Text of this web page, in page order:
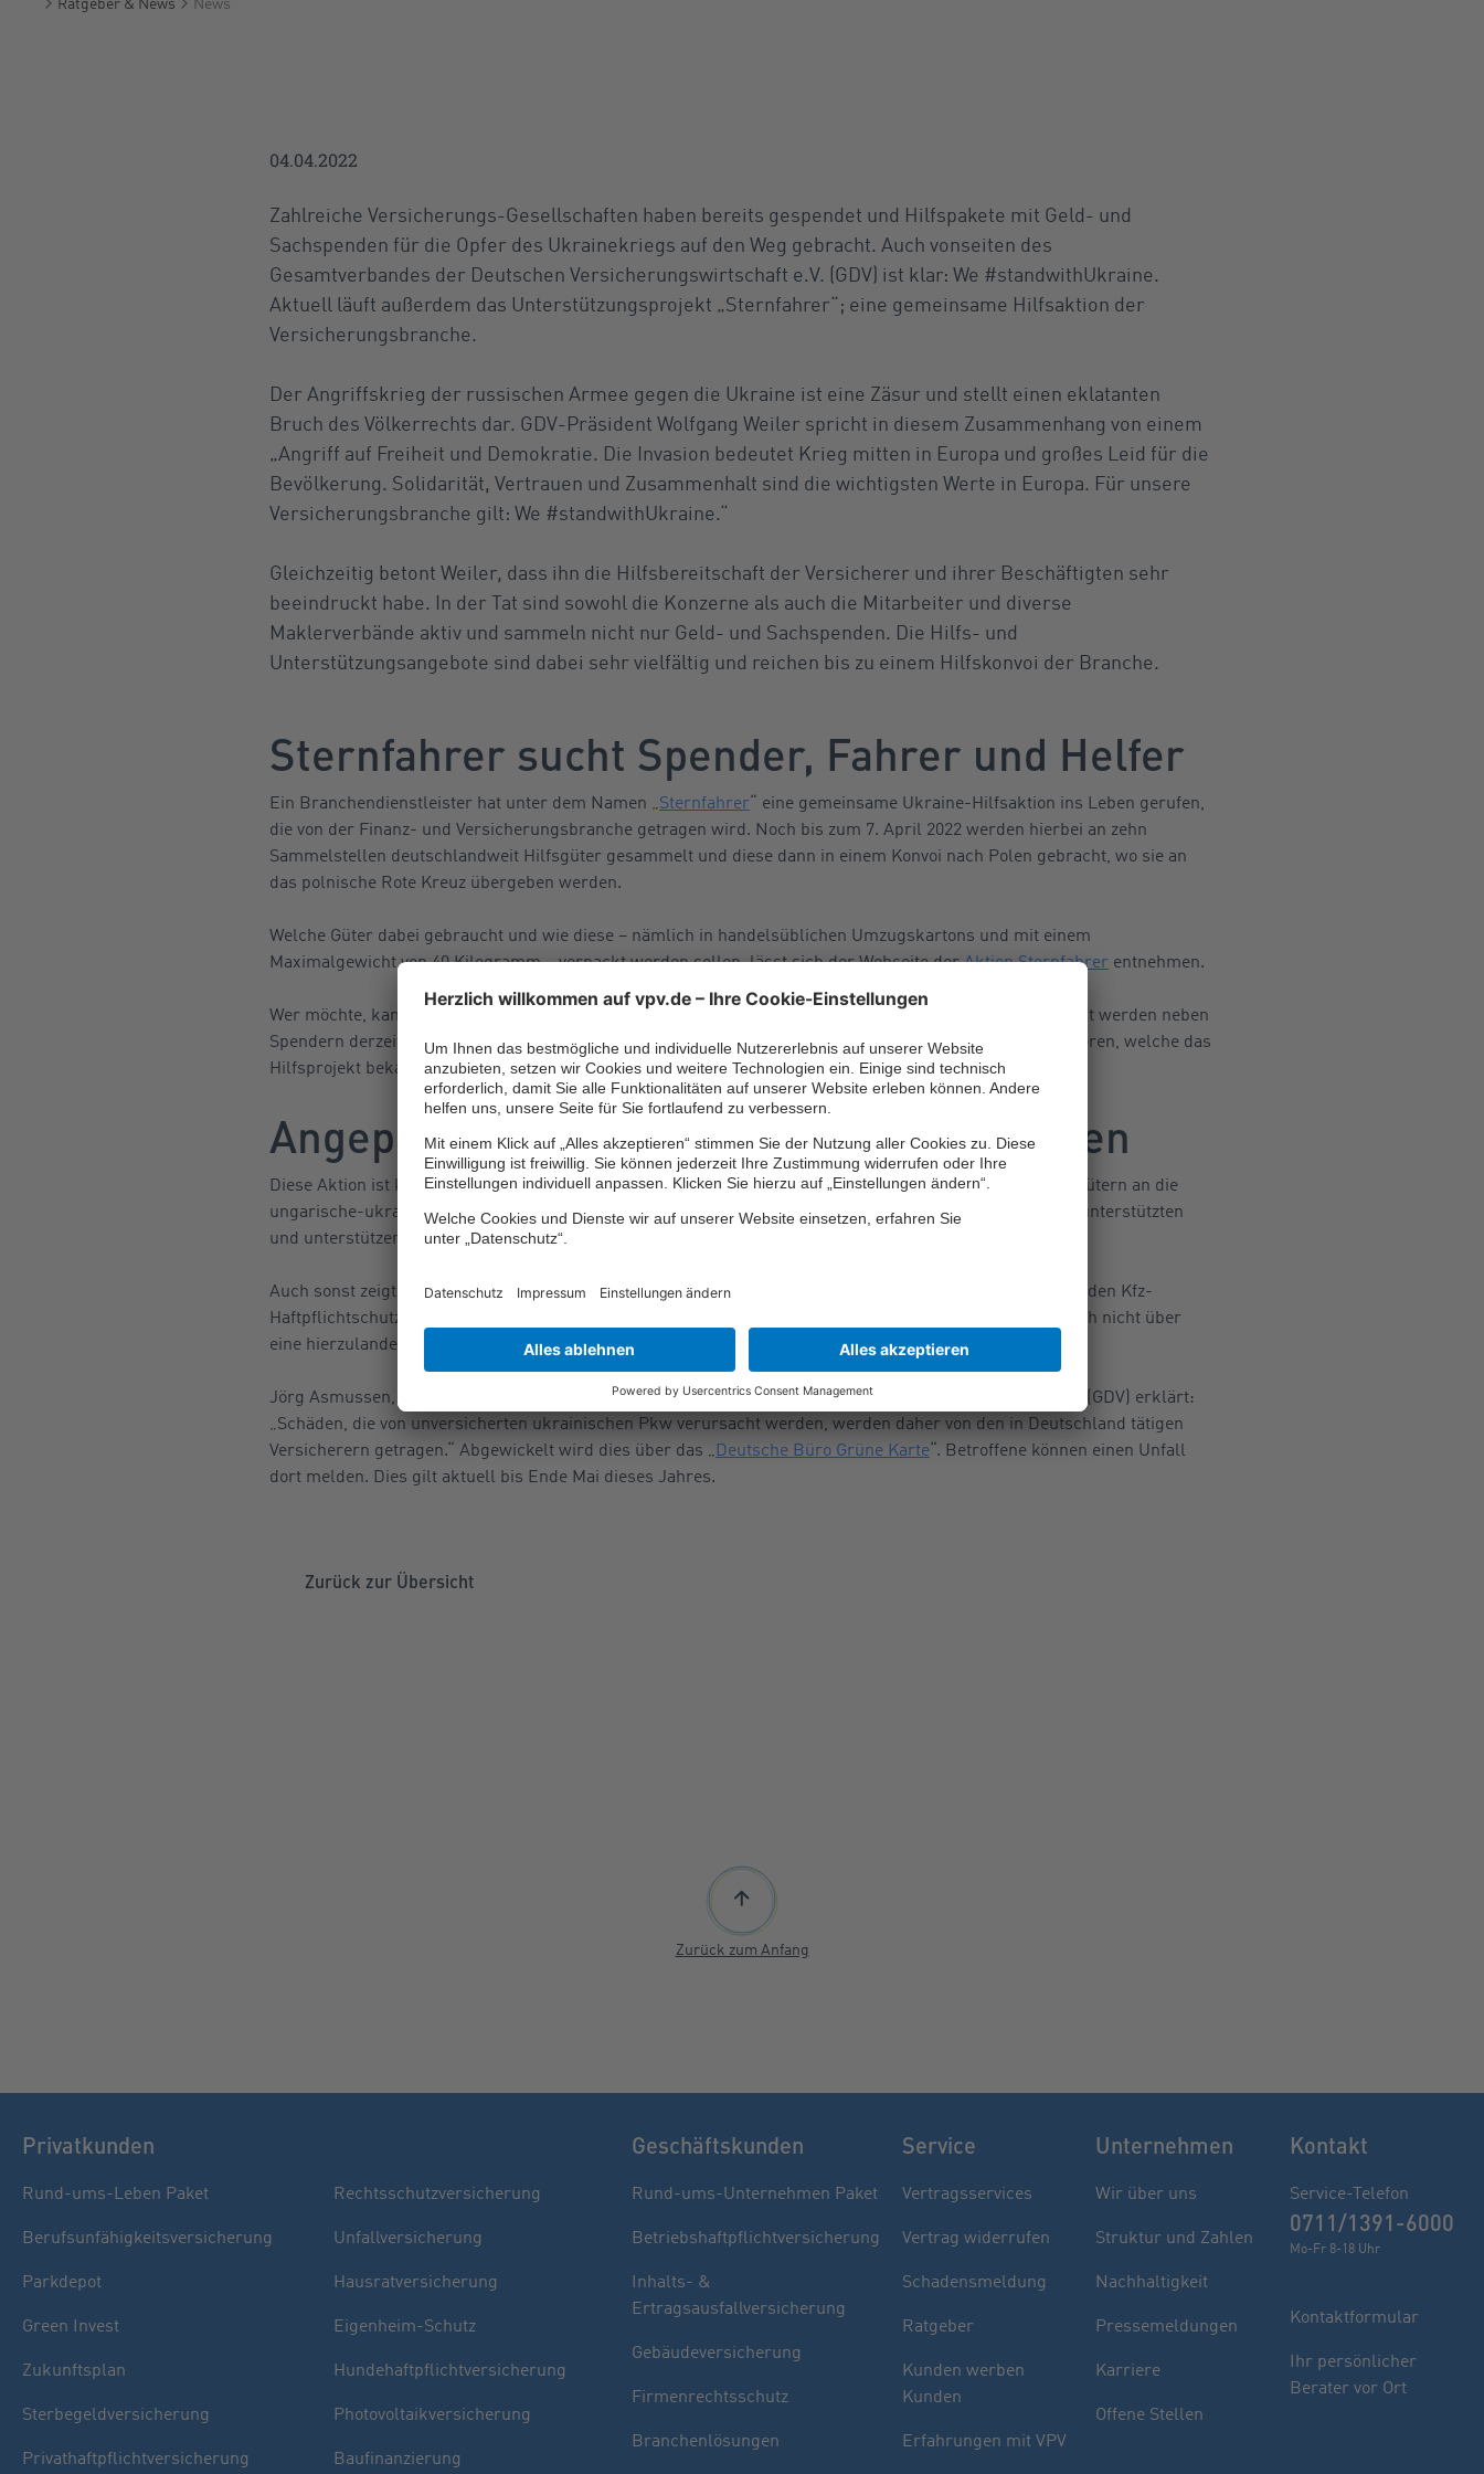
Finden Sie Ihren Berater
Sie haben noch Fragen oder möchten sich
indivuell beraten lassen.
04.04.2022
Zahlreiche Versicherungs-Gesellschaften haben bereits gespendet und Hilfspakete mit Geld- und
Sachspenden für die Opfer des Ukrainekriegs auf den Weg gebracht. Auch vonseiten des
Gesamtverbandes der Deutschen Versicherungswirtschaft e.V. (GDV) ist klar: We #standwithUkraine.
Aktuell läuft außerdem das Unterstützungsprojekt „Sternfahrer“; eine gemeinsame Hilfsaktion der
Versicherungsbranche.
Der Angriffskrieg der russischen Armee gegen die Ukraine ist eine Zäsur und stellt einen eklatanten
Bruch des Völkerrechts dar. GDV-Präsident Wolfgang Weiler spricht in diesem Zusammenhang von einem
„Angriff auf Freiheit und Demokratie. Die Invasion bedeutet Krieg mitten in Europa und großes Leid für die
Bevölkerung. Solidarität, Vertrauen und Zusammenhalt sind die wichtigsten Werte in Europa. Für unsere
Versicherungsbranche gilt: We #standwithUkraine.“
Gleichzeitig betont Weiler, dass ihn die Hilfsbereitschaft der Versicherer und ihrer Beschäftigten sehr
beeindruckt habe. In der Tat sind sowohl die Konzerne als auch die Mitarbeiter und diverse
Maklerverbände aktiv und sammeln nicht nur Geld- und Sachspenden. Die Hilfs- und
Unterstützungsangebote sind dabei sehr vielfältig und reichen bis zu einem Hilfskonvoi der Branche.
Sternfahrer sucht Spender, Fahrer und Helfer
Ein Branchendienstleister hat unter dem Namen „Sternfahrer“ eine gemeinsame Ukraine-Hilfsaktion ins Leben gerufen,
die von der Finanz- und Versicherungsbranche getragen wird. Noch bis zum 7. April 2022 werden hierbei an zehn
Sammelstellen deutschlandweit Hilfsgüter gesammelt und diese dann in einem Konvoi nach Polen gebracht, wo sie an
das polnische Rote Kreuz übergeben werden.
Welche Güter dabei gebraucht und wie diese – nämlich in handelsüblichen Umzugskartons und mit einem
Maximalgewicht von 40 Kilogramm – verpackt werden sollen, lässt sich der Webseite derAktion Sternfahrer entnehmen.
Wer möchte, kann sich nicht nur mit Sachspenden engagieren, sondern auch selbst aktiv werden: Gesucht werden neben
Spendern derzeit Fahrer, Helfer in den Sammelstellen, Unterstützer bei der Organisation und Multiplikatoren, welche das
Hilfsprojekt bekannt machen. Selbst mit dem eigenen Auto kann man sich auf den Weg machen.
Angepasste Policen, erweiterte Deckungen
Diese Aktion ist kein Einzelfall. Bereits Anfang März hat ein Maklerverband einen Reisebus voll mit Hilfsgütern an die
ungarische-ukrainische Grenze und im Gegenzug Kriegsflüchtlinge nach München gebracht. Außerdem unterstützten
und unterstützen zahlreiche namhafte Versicherungskonzerne mit großzügigen Geld- und Sachspenden.
Auch sonst zeigt sich die Branche großzügig: Beispielsweise übernehmen die deutschen Kfz-Versicherer den Kfz-
Haftpflichtschutz für Flüchtende, die aus der Ukraine per Pkw nach Deutschland geflüchtet sind, und noch nicht über
eine hierzulande gültige Kfz-Haftpflichtversicherung verfügen.
Jörg Asmussen, Hauptgeschäftsführer des Gesamtverbands der Deutschen Versicherungswirtschaft e.V. (GDV) erklärt:
„Schäden, die von unversicherten ukrainischen Pkw verursacht werden, werden daher von den in Deutschland tätigen
Versicherern getragen.“ Abgewickelt wird dies über das „Deutsche Büro Grüne Karte“. Betroffene können einen Unfall
dort melden. Dies gilt aktuell bis Ende Mai dieses Jahres.
Zurück zur Übersicht
Zurück zum Anfang
Privatkunden
Rund-ums-Leben Paket
Berufsunfähigkeitsversicherung
Parkdepot
Green Invest
Zukunftsplan
Sterbegeldversicherung
Privathaftpflichtversicherung
Rechtsschutzversicherung
Unfallversicherung
Hausratversicherung
Eigenheim-Schutz
Hundehaftpflichtversicherung
Photovoltaikversicherung
Baufinanzierung
Geschäftskunden
Rund-ums-Unternehmen Paket
Betriebshaftpflichtversicherung
Inhalts- &
Ertragsausfallversicherung
Gebäudeversicherung
Firmenrechtsschutz
Branchenlösungen
Service
Vertragsservices
Vertrag widerrufen
Schadensmeldung
Ratgeber
Kunden werben
Kunden
Erfahrungen mit VPV
Unternehmen
Wir über uns
Struktur und Zahlen
Nachhaltigkeit
Pressemeldungen
Karriere
Offene Stellen
Kontakt
Service-Telefon
0711/1391-6000
Mo-Fr 8-18 Uhr
Kontaktformular
Ihr persönlicher
Berater vor Ort